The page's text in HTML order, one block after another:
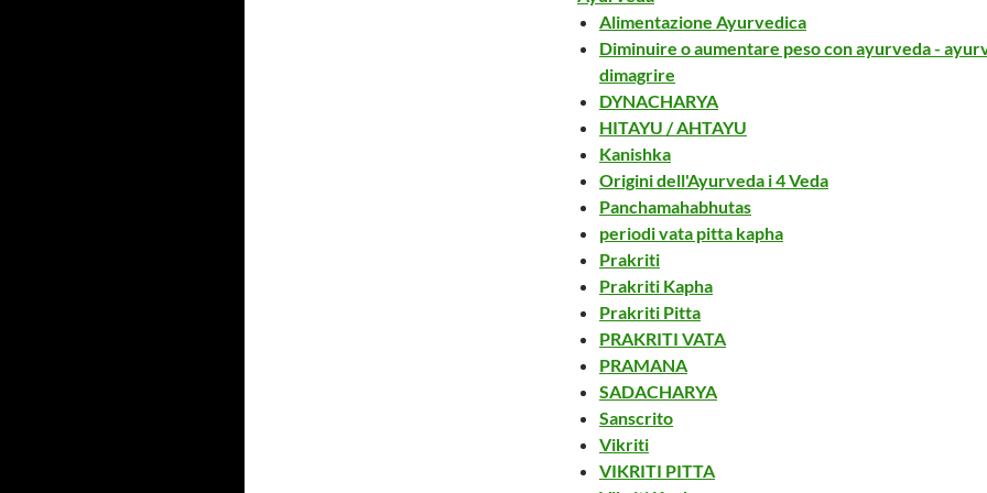
Alimentazione Ayurvedica
Diminuire o aumentare peso con ayurveda -
dimagrire
DYNACHARYA
HITAYU / AHTAYU
Kanishka
Origini dell'Ayurveda i 4 Veda
Panchamahabhutas
periodi vata pitta kapha
Prakriti
Prakriti Kapha
Prakriti Pitta
PRAKRITI VATA
PRAMANA
SADACHARYA
Sanscrito
Vikriti
VIKRITI PITTA